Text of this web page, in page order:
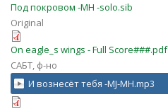
Под покровом -MH -solo.sib
Original
On eagle_s wings - Full Score###.pdf
САБТ, ф-но
И вознесёт тебя -MJ-MH.mp3